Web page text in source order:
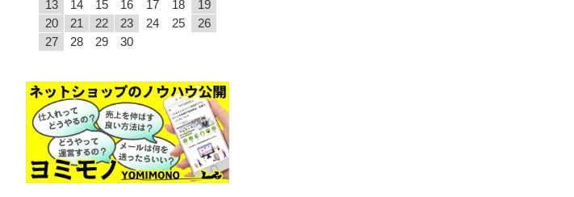
13
14 15 16 17 18
19
20
21 22 23 24 25
26
27
28 29 30